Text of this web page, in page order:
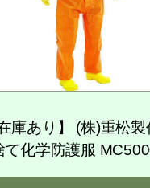
庫あり】 (株)重松
て化学防護服